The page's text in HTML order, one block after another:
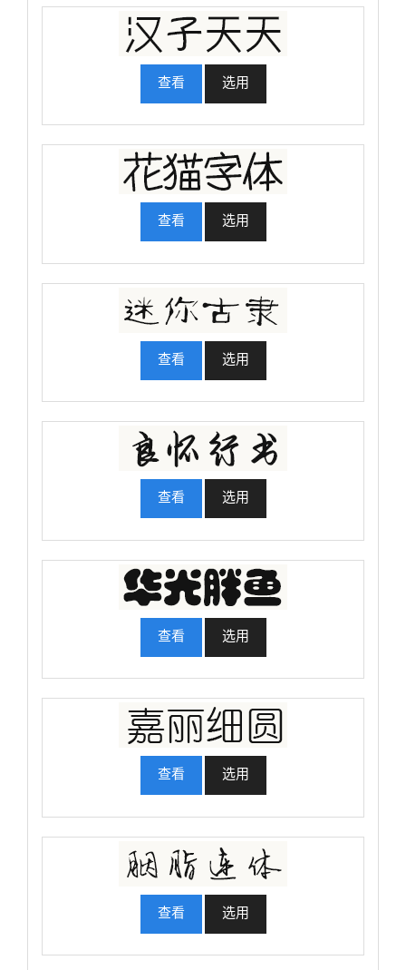
查看 选用
查看 选用
查看 选用
查看 选用
查看 选用
查看 选用
查看 选用